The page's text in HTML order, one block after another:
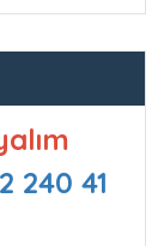
240 41